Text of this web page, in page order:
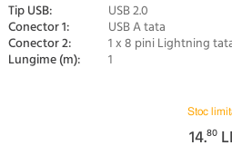
Tip USB: USB 2.0
Conector 1: USB A tata
Conector 2: 1 x 8 pini Lightning
Lungime (m): 1
Stoc
14.80